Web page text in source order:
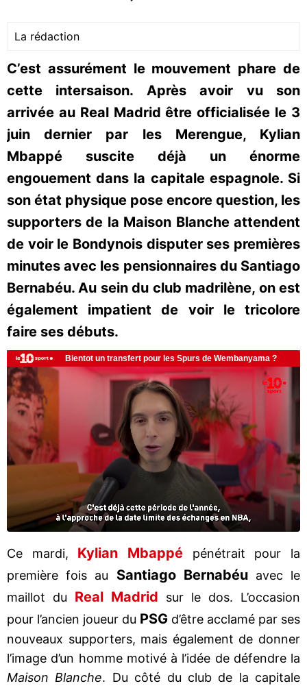
La rédaction
C’est assurément le mouvement phare de
cette intersaison. Après avoir vu son
arrivée au Real Madrid être officialisée le 3
juin dernier par les Merengue, Kylian
Mbappé suscite déjà un énorme
engouement dans la capitale espagnole. Si
son état physique pose encore question, les
supporters de la Maison Blanche attendent
de voir le Bondynois disputer ses premières
minutes avec les pensionnaires du Santiago
Bernabéu. Au sein du club madrilène, on est
également impatient de voir le tricolore
faire ses débuts.
Ce mardi, Kylian Mbappé pénétrait pour la
première fois au Santiago Bernabéuavec le
maillot du Real Madrid sur le dos. L’occasion
pour l’ancien joueur du PSG d’être acclamé par ses
nouveaux supporters, mais également de donner
l’image d’un homme motivé à l’idée de défendre la
Maison Blanche. Du côté du club de la capitale